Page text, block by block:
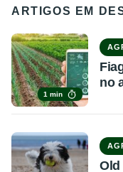
ARTIGOS EM
1 min
no
Old